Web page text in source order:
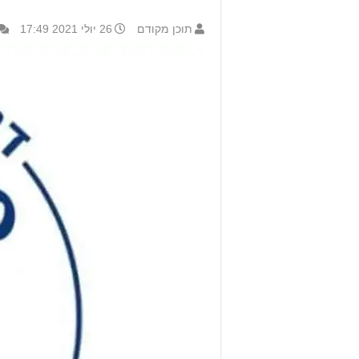
תוכן מקודם 26 יולי 2021 17:49